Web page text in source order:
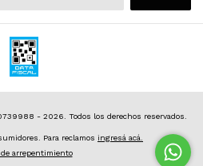
- 2026. Todos los derechos reservados.
Para reclamos ingresá acá.
arrepentimiento